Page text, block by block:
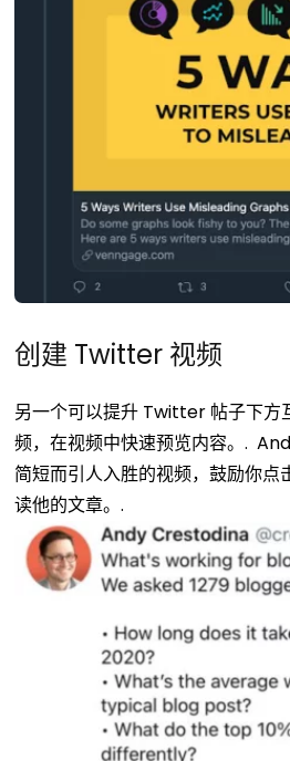
创建 Twitter 视频
另一个可以提升 Twitter 帖子下方
频，在视频中快速预览内容。.
简短而引人入胜的视频，鼓励你点
读他的文章。.